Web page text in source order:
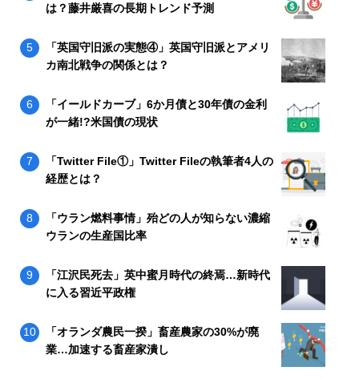
は？藤井厳喜の長期トレンド予測
「英国守旧派の実態④」英国守旧派とアメリ
カ南北戦争の関係とは？
「イールドカーブ」6か月債と30年債の金利
が一緒!?米国債の現状
「Twitter File①」Twitter Fileの執筆者4人の
経歴とは？
「ウラン燃料事情」殆どの人が知らない濃縮
ウランの生産国比率
「江沢民死去」英中蜜月時代の終焉…新時代
に入る習近平政権
「オランダ農民一揆」畜産農家の30%が廃
業…加速する畜産家潰し